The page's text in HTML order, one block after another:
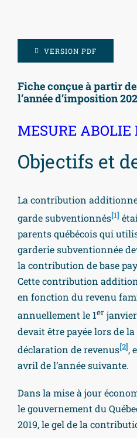
VERSION PDF
Fiche conçue à partir
l’année d’imposition
MESURE ABOLIE
Objectifs et
La contribution
garde subventionnés[1]
parents québécois qui
garderie subventionnée
la contribution de base
Cette contribution
en fonction du revenu
annuellement le 1er
devait être payée lors de
déclaration de revenus[2],
avril de l’année suivante.
Dans la mise à jour
le gouvernement du
2019, le gel de la